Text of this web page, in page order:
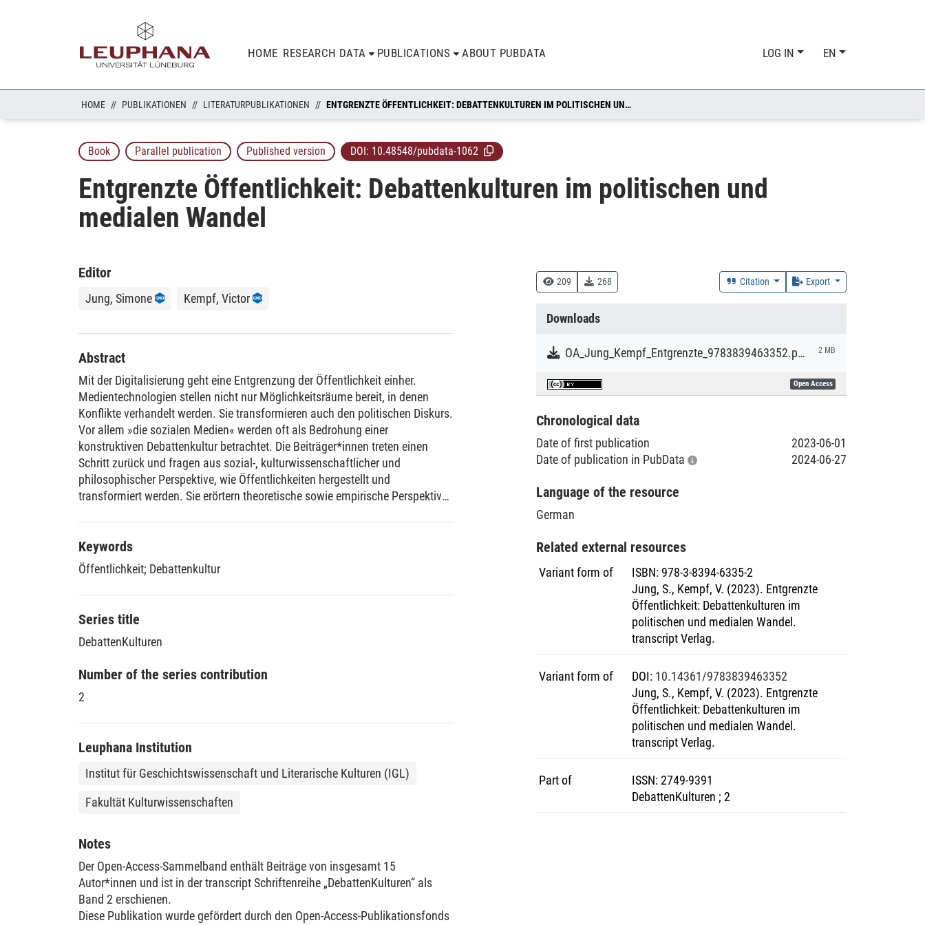
HOME RESEARCH DATA PUBLICATIONS ABOUT PUBDATA LOG IN EN
HOME PUBLIKATIONEN LITERATURPUBLIKATIONEN ENTGRENZTE ÖFFENTLICHKEIT: DEBATTENKULTUREN IM POLITISCHEN UND MEDIALEN WANDEL
Book Parallel publication Published version DOI: 10.48548/pubdata-1062
Entgrenzte Öffentlichkeit: Debattenkulturen im politischen und
medialen Wandel
209 268 Citation Export
Downloads
OA_Jung_Kempf_Entgrenzte_9783839463352.pdf 2 MB
Open Access
Chronological data
Date of first publication
2023-06-01
Date of publication in PubData
2024-06-27
Language of the resource
German
Related external resources
Variant form of ISBN: 978-3-8394-6335-2
Jung, S., Kempf, V. (2023). Entgrenzte
Öffentlichkeit: Debattenkulturen im
politischen und medialen Wandel.
transcript Verlag.
Variant form of DOI: 10.14361/9783839463352
Jung, S., Kempf, V. (2023). Entgrenzte
Öffentlichkeit: Debattenkulturen im
politischen und medialen Wandel.
transcript Verlag.
Part of ISSN:2749-9391
DebattenKulturen ; 2
Editor
Jung, Simone Kempf, Victor
Abstract
Mit der Digitalisierung geht eine Entgrenzung der Öffentlichkeit einher.
Medientechnologien stellen nicht nur Möglichkeitsräume bereit, in denen
Konflikte verhandelt werden. Sie transformieren auch den politischen Diskurs.
Vor allem »die sozialen Medien« werden oft als Bedrohung einer
konstruktiven Debattenkultur betrachtet. Die Beiträger*innen treten einen
Schritt zurück und fragen aus sozial-, kulturwissenschaftlicher und
philosophischer Perspektive, wie Öffentlichkeiten hergestellt und
transformiert werden. Sie erörtern theoretische sowie empirische Perspektiven
Keywords
Öffentlichkeit; Debattenkultur
Series title
DebattenKulturen
Number of the series contribution
2
Leuphana Institution
Institut für Geschichtswissenschaft und Literarische Kulturen (IGL)
Fakultät Kulturwissenschaften
Notes
Der Open-Access-Sammelband enthält Beiträge von insgesamt 15
Autor*innen und ist in der transcript Schriftenreihe „DebattenKulturen“ als
Band 2 erschienen.
Diese Publikation wurde gefördert durch den Open-Access-Publikationsfonds